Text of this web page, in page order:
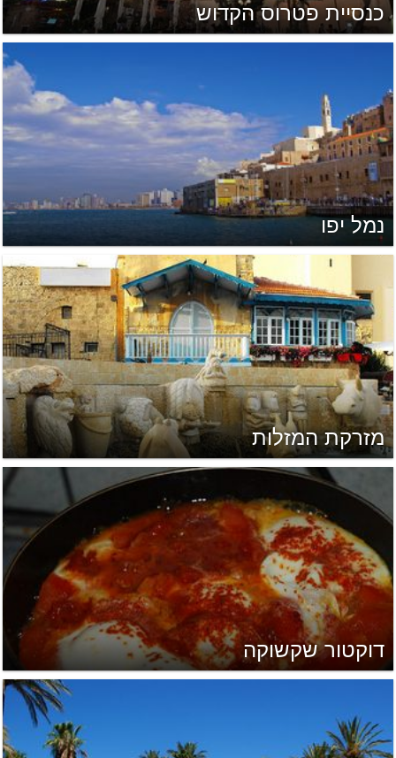
כנסיית פטרוס הקדוש
נמל יפו
מזרקת המזלות
דוקטור שקשוקה